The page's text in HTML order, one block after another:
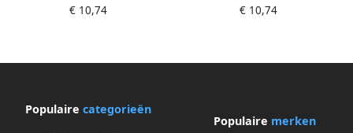
elastosluiting lichtblauw
€ 10,74
elastosluiting zwart
€ 10,74
Populaire categorieën
Populaire merken